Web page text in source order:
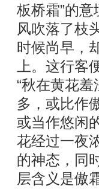
板桥霜”的
风吹落了枝
时候尚早，
上。这行客
“秋在黄花羞
多，或比作
或当作悠闲
花经过一夜
的神态，同
层含义是傲